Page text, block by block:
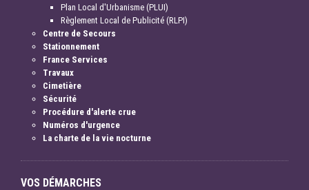
Plan Local d'Urbanisme (PLUI)
Règlement Local de Publicité (RLPI)
Centre de Secours
Stationnement
France Services
Travaux
Cimetière
Sécurité
Procédure d'alerte crue
Numéros d'urgence
La charte de la vie nocturne
VOS DÉMARCHES